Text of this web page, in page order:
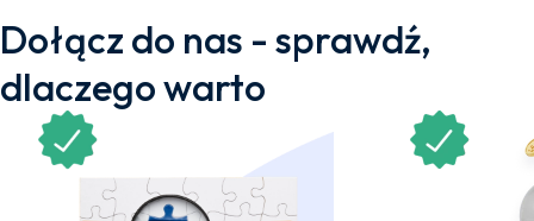
Dołącz do nas - sprawdź,
dlaczego warto